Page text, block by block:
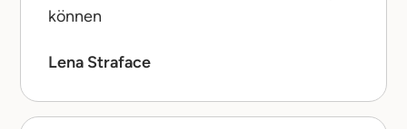
können
Lena Straface